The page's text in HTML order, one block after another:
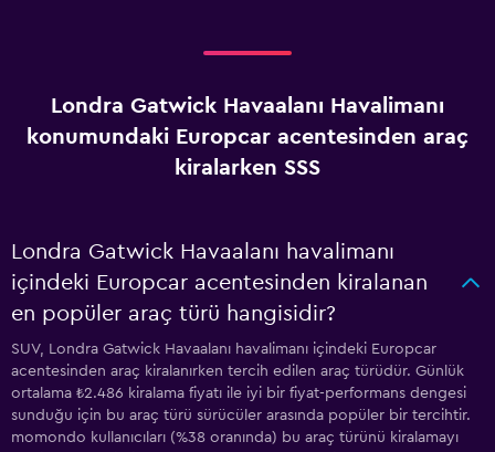
Londra Gatwick Havaalanı Havalimanı
konumundaki Europcar acentesinden araç
kiralarken SSS
Londra Gatwick Havaalanı havalimanı
içindeki Europcar acentesinden kiralanan
en popüler araç türü hangisidir?
SUV, Londra Gatwick Havaalanı havalimanı içindeki Europcar
acentesinden araç kiralanırken tercih edilen araç türüdür. Günlük
ortalama ₺2.486 kiralama fiyatı ile iyi bir fiyat-performans dengesi
sunduğu için bu araç türü sürücüler arasında popüler bir tercihtir.
momondo kullanıcıları (%38 oranında) bu araç türünü kiralamayı